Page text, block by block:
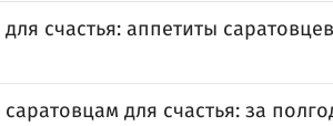
счастья: аппетиты
для счастья: за